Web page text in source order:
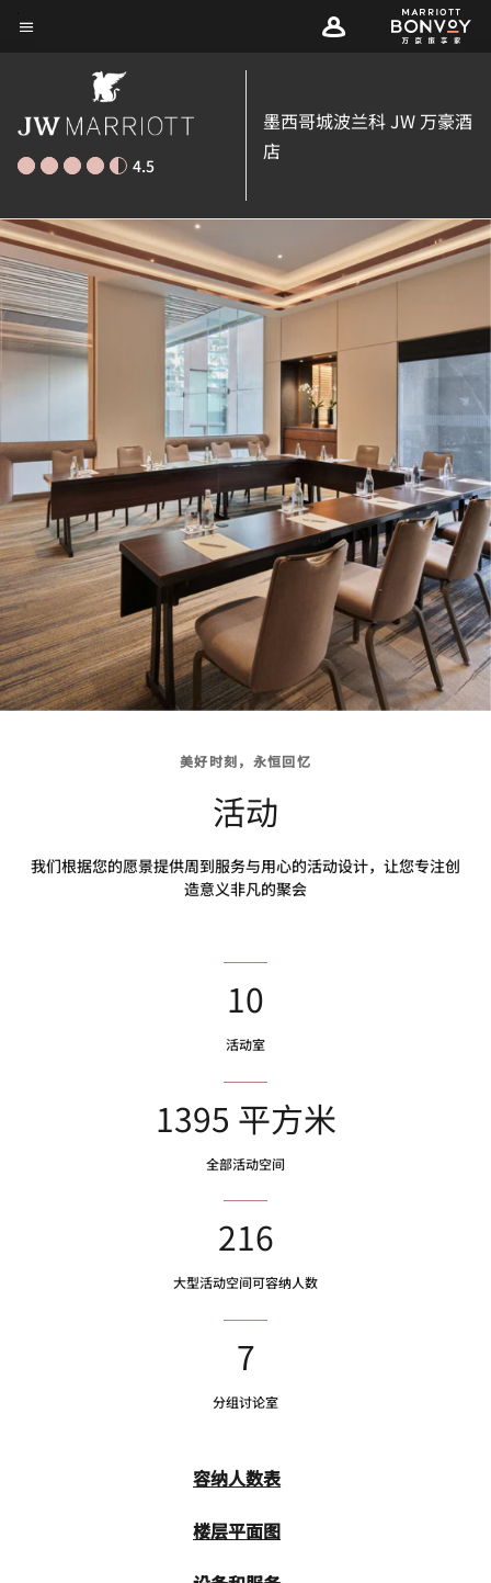
Skip
4.5
墨西哥城波兰科 JW 万豪酒
店
美好时刻，永恒回忆
活动
我们根据您的愿景提供周到服务与用心的活动设计，让您专注创
造意义非凡的聚会
10
活动室
1395 平方米
全部活动空间
216
大型活动空间可容纳人数
7
分组讨论室
容纳人数表
楼层平面图